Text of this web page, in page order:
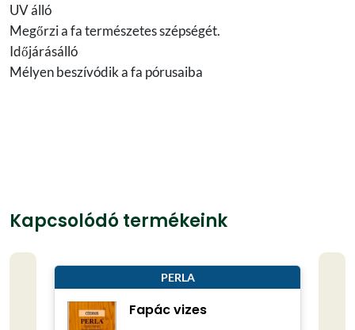
UV álló
Megőrzi a fa természetes szépségét.
Időjárásálló
Mélyen beszívódik a fa pórusaiba
Kapcsolódó termékeink
PERLA
Fapác vizes